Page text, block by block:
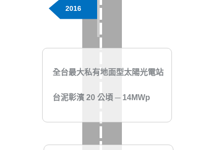
2016
全台最大私有地面型太陽光電站
台泥彰濱 20 公頃 ─ 14MWp